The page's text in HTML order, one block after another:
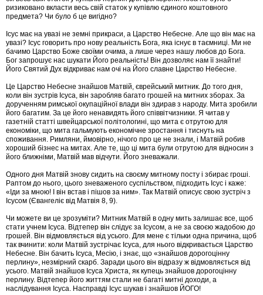
ризиковано вкласти весь свій статок у купівлю єдиного коштовного
предмета? Чи було б це вигідно?
Ісус має на увазі не земні прикраси, а Царство Небесне. Але що він має на
увазі? Ісус говорить про нову реальність Бога, яка існує в таємниці. Ми не
бачимо Царство Боже своїми очима, а лише через нашу любов до Бога.
Бог запрошує нас шукати Його реальність! Він дозволяє нам її знайти!
Його Святий Дух відкриває нам очі на Його славне Царство Небесне.
Це Царство Небесне знайшов Матвій, єврейський митник. До того дня,
коли він зустрів Ісуса, він заробляв багато грошей на митних зборах. За
дорученням римської окупаційної влади він здирав з народу. Мита зробили
його багатим. За це його ненавидять його співвітчизники. Я читав у
газетній статті швейцарської політологині, що мита є отрутою для
економіки, що мита гальмують економічне зростання і тиснуть на
споживання. Римляни, ймовірно, нічого про це не знали, і Матвій робив
хороший бізнес на митах. Але те, що ці мита були отрутою для відносин з
його ближніми, Матвій мав відчути. Його зневажали.
Одного дня Матвій знову сидить на своєму митному посту і збирає гроші.
Раптом до нього, цього зневаженого суспільством, підходить Ісус і каже:
«Іди за мною! І він встав і пішов за ним». Так Матвій описує свою зустріч з
Ісусом (Євангеліє від Матвія 8, 9).
Чи можете ви це зрозуміти? Митник Матвій в одну мить залишає все, щоб
стати учнем Ісуса. Відтепер він слідує за Ісусом, а не за своєю жадобою до
грошей. Він відмовляється від усього. Для мене є тільки одна причина, щоб
так вчинити: коли Матвій зустрічає Ісуса, для нього відкривається Царство
Небесне. Він бачить Ісуса, Месію, і знає, що «знайшов дорогоцінну
перлину», незмірний скарб. Заради цього він відразу ж відмовляється від
усього. Матвій знайшов Ісуса Христа, як купець знайшов дорогоцінну
перлину. Відтепер його життям стали не багаті митні доходи, а
наслідування Ісуса. Насправді Ісус шукав і знайшов ЙОГО!